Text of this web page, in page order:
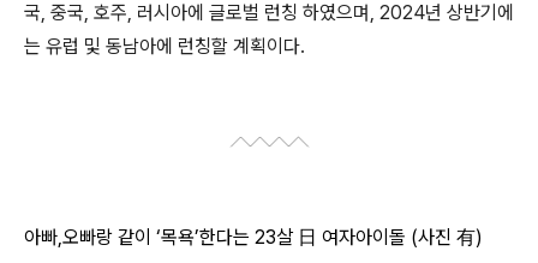
국, 중국, 호주, 러시아에 글로벌 런칭 하였으며, 2024년 상반기에
는 유럽 및 동남아에 런칭할 계획이다.
아빠,오빠랑 같이 ‘목욕’한다는 23살 日 여자아이돌 (사진 有)